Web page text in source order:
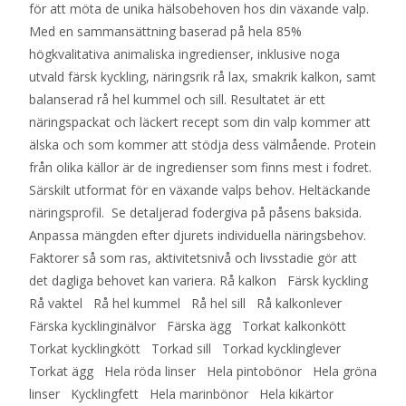
för att möta de unika hälsobehoven hos din växande valp.
Med en sammansättning baserad på hela 85%
högkvalitativa animaliska ingredienser, inklusive noga
utvald färsk kyckling, näringsrik rå lax, smakrik kalkon, samt
balanserad rå hel kummel och sill. Resultatet är ett
näringspackat och läckert recept som din valp kommer att
älska och som kommer att stödja dess välmående. Protein
från olika källor är de ingredienser som finns mest i fodret.
Särskilt utformat för en växande valps behov. Heltäckande
näringsprofil. Se detaljerad fodergiva på påsens baksida.
Anpassa mängden efter djurets individuella näringsbehov.
Faktorer så som ras, aktivitetsnivå och livsstadie gör att
det dagliga behovet kan variera. Rå kalkon Färsk kyckling
Rå vaktel Rå hel kummel Rå hel sill Rå kalkonlever
Färska kycklinginälvor Färska ägg Torkat kalkonkött
Torkat kycklingkött Torkad sill Torkad kycklinglever
Torkat ägg Hela röda linser Hela pintobönor Hela gröna
linser Kycklingfett Hela marinbönor Hela kikärtor